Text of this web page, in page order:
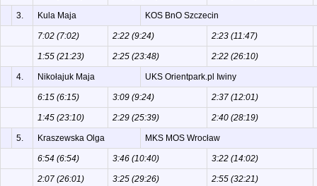
3. Kula Maja KOS BnO Szczecin
7:02 (7:02) 2:22 (9:24) 2:23 (11:47)
1:55 (21:23) 2:25 (23:48) 2:22 (26:10)
4. Nikołajuk Maja UKS Orientpark.pl Iwiny
6:15 (6:15) 3:09 (9:24) 2:37 (12:01)
1:45 (23:10) 2:29 (25:39) 2:40 (28:19)
5. Kraszewska Olga MKS MOS Wrocław
6:54 (6:54) 3:46 (10:40) 3:22 (14:02)
2:07 (26:01) 3:25 (29:26) 2:55 (32:21)